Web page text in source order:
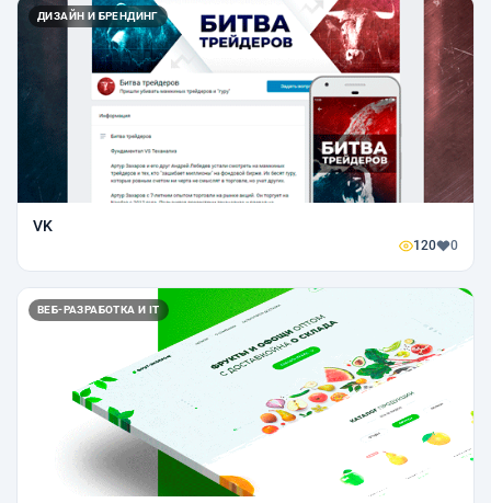
ДИЗАЙН И БРЕНДИНГ
VK
120 0
ВЕБ-РАЗРАБОТКА И IT